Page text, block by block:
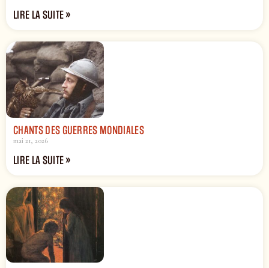
LIRE LA SUITE »
CHANTS DES GUERRES MONDIALES
mai 21, 2026
LIRE LA SUITE »